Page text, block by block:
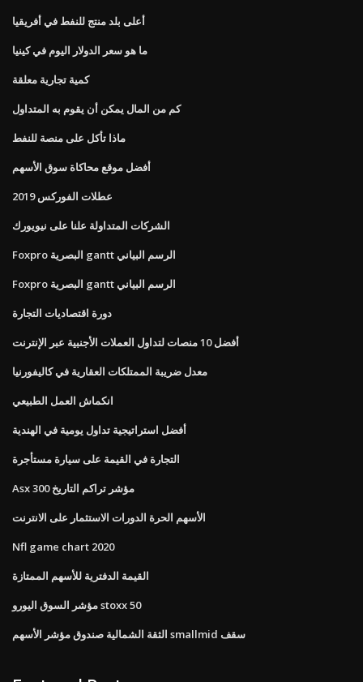
أعلى بلد منتج للنفط في أفريقيا
ما هو سعر الدولار اليوم في كينيا
كمية تجارية معلقة
كم من المال يمكن أن يقوم به المتداول
ماذا تأكل على منصة للنفط
أفضل موقع محاكاة سوق الأسهم
عطلات الفوركس 2019
الشركات المتداولة علنا ​​على نيويورك
Foxpro البصرية gantt الرسم البياني
Foxpro البصرية gantt الرسم البياني
دورة اقتصاديات التجارة
أفضل 10 منصات لتداول العملات الأجنبية عبر الإنترنت
معدل ضريبة الممتلكات العقارية في كاليفورنيا
انكماش العمل الطبيعي
أفضل استراتيجية تداول يومية في الهندية
التجارة في القيمة على سيارة مستأجرة
Asx 300 مؤشر تراكم التاريخ
الأسهم الحرة الدورات الاستثمار على الانترنت
Nfl game chart 2020
القيمة الدفترية للأسهم الممتازة
مؤشر السوق اليورو stoxx 50
الثقة الشمالية صندوق مؤشر الأسهم smallmid سقف